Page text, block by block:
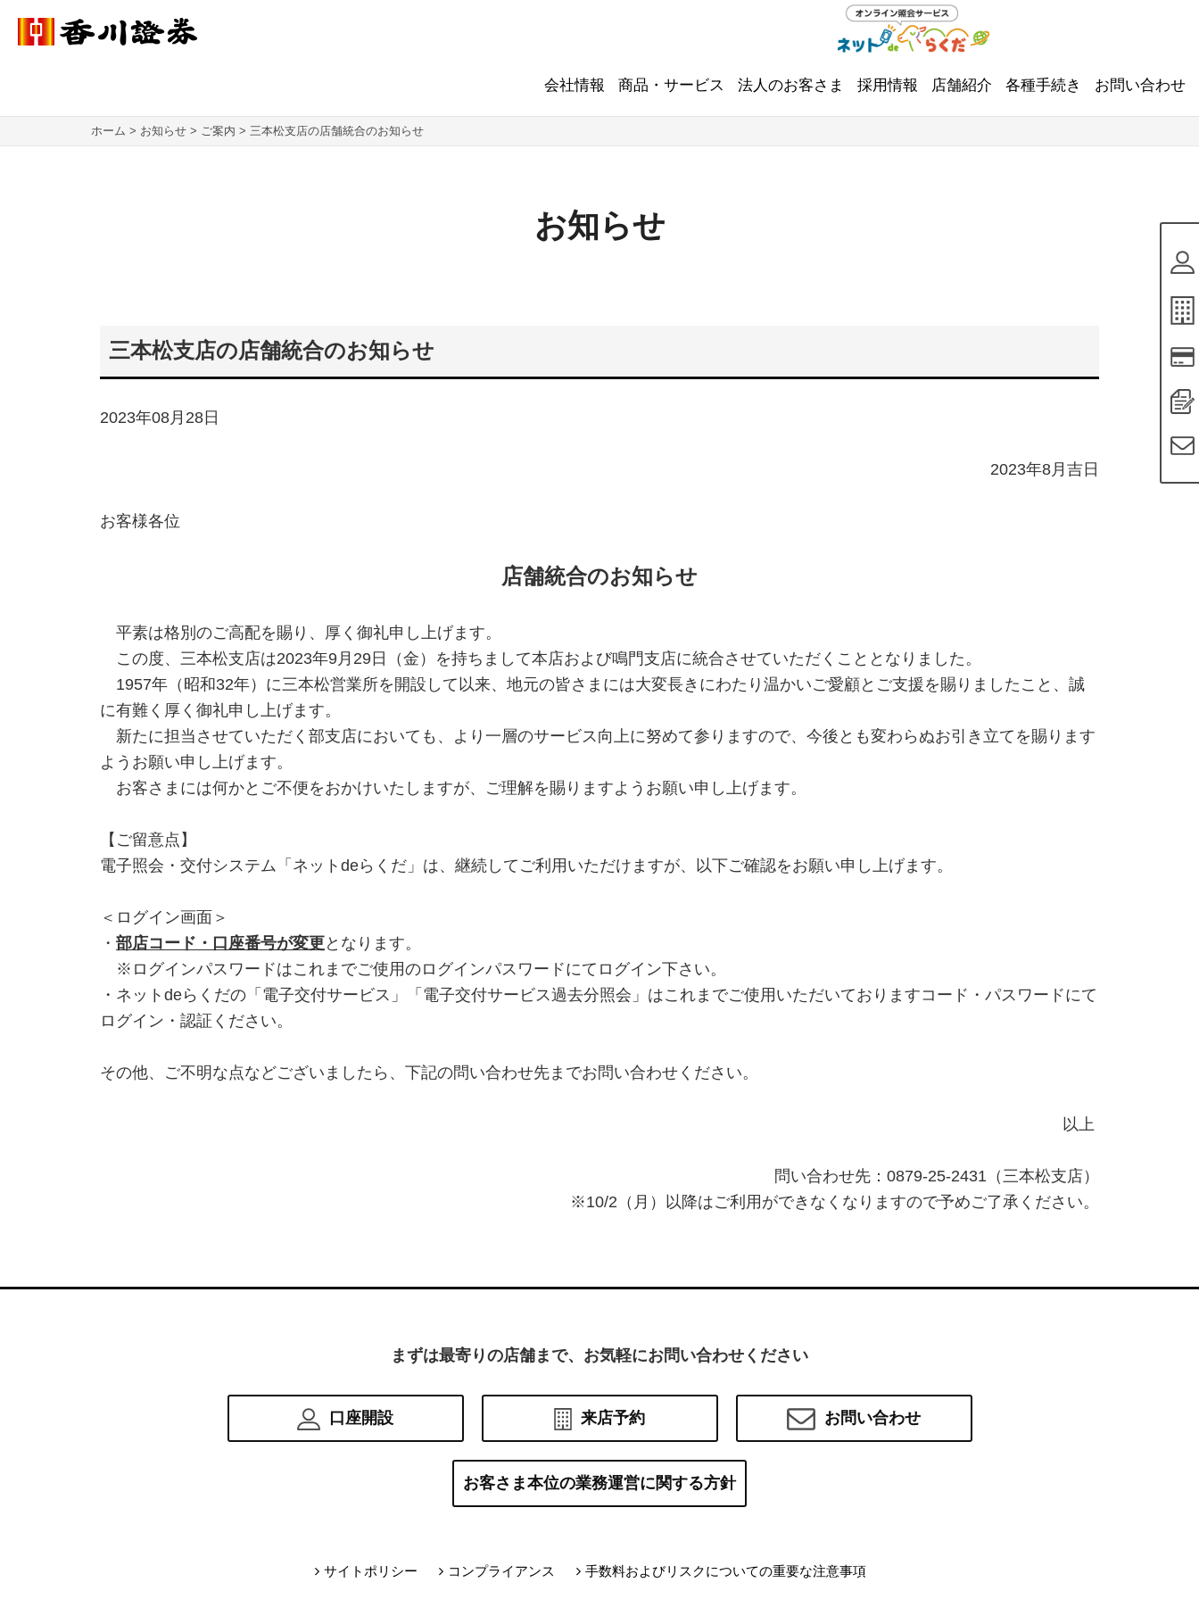
会社情報 商品・サービス 法人のお客さま 採用情報 店舗紹介 各種手続き お問い合わせ
ホーム お知らせ ご案内 三本松支店の店舗統合のお知らせ
お知らせ
三本松支店の店舗統合のお知らせ
2023年08月28日
2023年8月吉日
お客様各位
店舗統合のお知らせ
平素は格別のご高配を賜り、厚く御礼申し上げます。
この度、三本松支店は2023年9月29日（金）を持ちまして本店および鳴門支店に統合させていただくこととなりました。
1957年（昭和32年）に三本松営業所を開設して以来、地元の皆さまには大変長きにわたり温かいご愛顧とご支援を賜りましたこと、誠
に有難く厚く御礼申し上げます。
新たに担当させていただく部支店においても、より一層のサービス向上に努めて参りますので、今後とも変わらぬお引き立てを賜ります
ようお願い申し上げます。
お客さまには何かとご不便をおかけいたしますが、ご理解を賜りますようお願い申し上げます。
【ご留意点】
電子照会・交付システム「ネットdeらくだ」は、継続してご利用いただけますが、以下ご確認をお願い申し上げます。
＜ログイン画面＞
・ 部店コード・口座番号が変更となります。
※ログインパスワードはこれまでご使用のログインパスワードにてログイン下さい。
・ネットdeらくだの「電子交付サービス」「電子交付サービス過去分照会」はこれまでご使用いただいておりますコード・パスワードにて
ログイン・認証ください。
その他、ご不明な点などございましたら、下記の問い合わせ先までお問い合わせください。
以上
問い合わせ先：0879-25-2431（三本松支店）
※10/2（月）以降はご利用ができなくなりますので予めご了承ください。
まずは最寄りの店舗まで、お気軽にお問い合わせください
口座開設 来店予約 お問い合わせ
お客さま本位の業務運営に関する方針
サイトポリシー コンプライアンス 手数料およびリスクについての重要な注意事項